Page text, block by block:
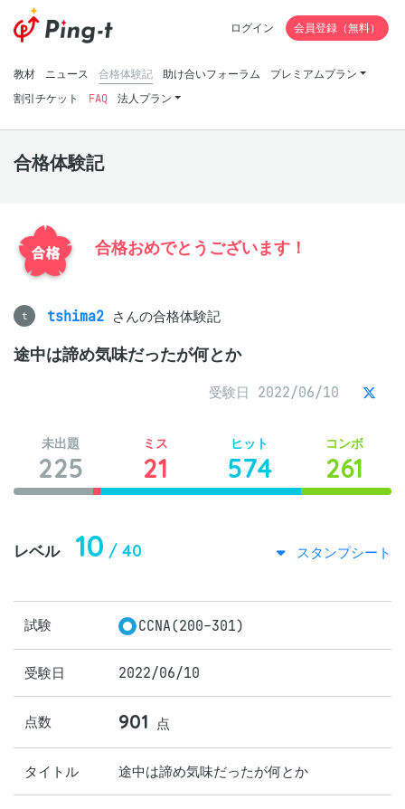
教材 ニュース 合格体験記 助け合いフォーラム
プレミアムプラン
割引チケット
FAQ 法人プラン
ログイン 会員登録（無料）
合格体験記
合格おめでとうございます！
t tshima2 さんの合格体験記
途中は諦め気味だったが何とか
受験日 2022/06/10
未出題
225
ミス
21
ヒット
574
コンボ
261
レベル 10 / 40 スタンプシート
試験 CCNA(200-301)
受験日 2022/06/10
点数 901 点
タイトル 途中は諦め気味だったが何とか